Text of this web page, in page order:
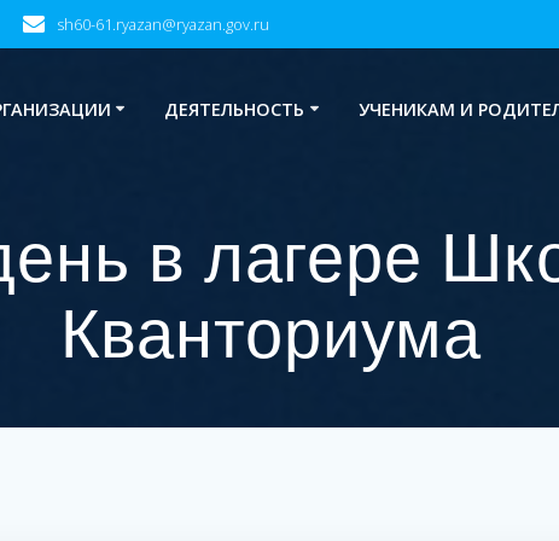
sh60-61.ryazan@ryazan.gov.ru
ДЕЯТЕЛЬНОСТЬ УЧЕНИКАМ И
в лагере
Кванториума